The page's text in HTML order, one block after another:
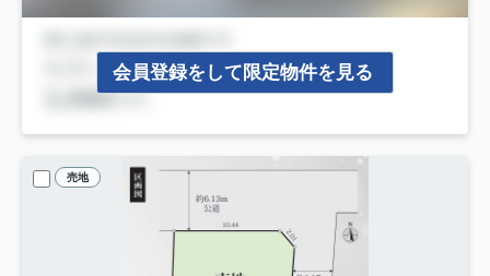
会員登録をして限定物件を見る
売地